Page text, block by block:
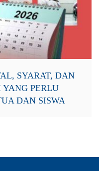
SYARAT, DAN
PERLU
DAN SISWA